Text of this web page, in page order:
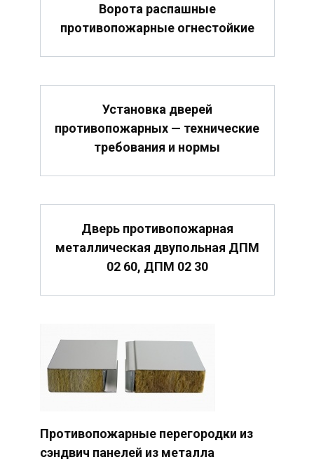
Ворота распашные
противопожарные огнестойкие
Установка дверей
противопожарных — технические
требования и нормы
Дверь противопожарная
металлическая двупольная ДПМ
02 60, ДПМ 02 30
Противопожарные перегородки из
сэндвич панелей из металла